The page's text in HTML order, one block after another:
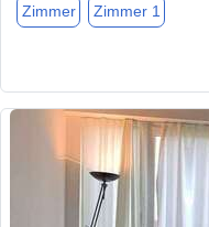
Zimmer Zimmer 1